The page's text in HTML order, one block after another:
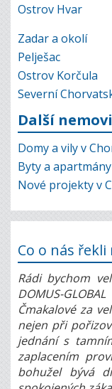
Ostrov Hvar
Zadar a okolí
Pelješac
Ostrov Korčula
Severní
Další
Domy a vily v
Byty a
Nové projekty v
Co o nás
Rádi bychom
DOMUS-
Čmakalové za
nejen při
jednání s
zaplacením
bohužel bývá